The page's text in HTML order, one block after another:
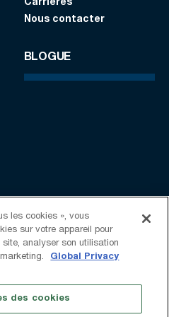
Carrières
Nous contacter
BLOGUE
nous: +1 (408) 748-9830
moderne
les cookies », vous
sur votre appareil pour
analyser son utilisation
Global Privacy
des cookies